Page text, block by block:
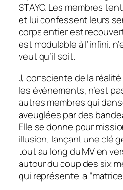
STAYC. Les membres
et lui confessent leurs
corps entier est
est modulable à l’infini,
veut qu’il soit.
J, consciente de la
les événements, n’est
autres membres qui
aveuglées par des
Elle se donne pour
illusion, lançant une clé
tout au long du MV en
autour du coup des six
qui représente la